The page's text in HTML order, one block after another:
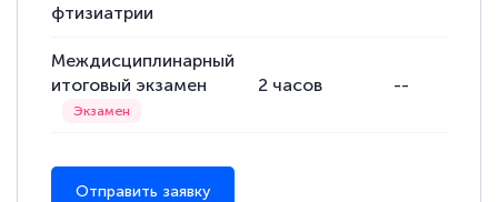
фтизиатрии
Междисциплинарный
итоговый экзамен
2 часов --
Отправить заявку